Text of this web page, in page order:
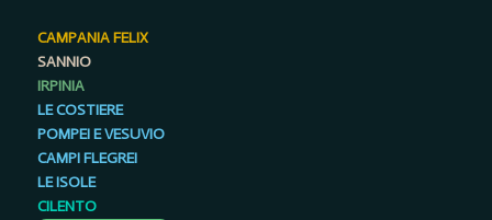
CAMPANIA FELIX
SANNIO
IRPINIA
LE COSTIERE
POMPEI E VESUVIO
CAMPI FLEGREI
LE ISOLE
CILENTO